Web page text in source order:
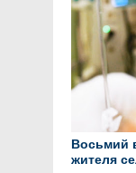
Восьмий
жителя